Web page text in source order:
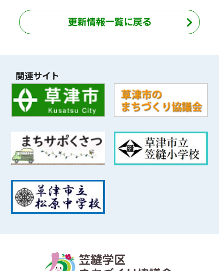
更新情報一覧に戻る
関連サイト
笠縫学区